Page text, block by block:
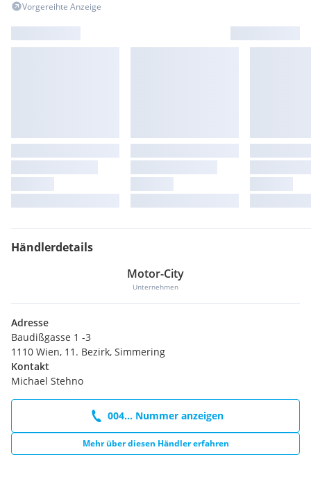
Vorgereihte Anzeige
Händlerdetails
Motor-City
Unternehmen
Adresse
Baudißgasse 1 -3
1110 Wien, 11. Bezirk, Simmering
Kontakt
Michael Stehno
004... Nummer anzeigen
Mehr über diesen Händler erfahren